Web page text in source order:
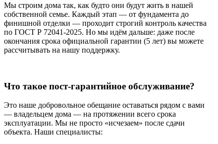
Мы строим дома так, как будто они будут жить в нашей
собственной семье. Каждый этап — от фундамента до
финишной отделки — проходит строгий контроль качества
по ГОСТ Р 72041-2025. Но мы идём дальше: даже после
окончания срока официальной гарантии (5 лет) вы можете
рассчитывать на нашу поддержку.
Что такое пост-гарантийное обслуживание?
Это наше добровольное обещание оставаться рядом с вами
— владельцем дома — на протяжении всего срока
эксплуатации. Мы не просто «исчезаем» после сдачи
объекта. Наши специалисты: